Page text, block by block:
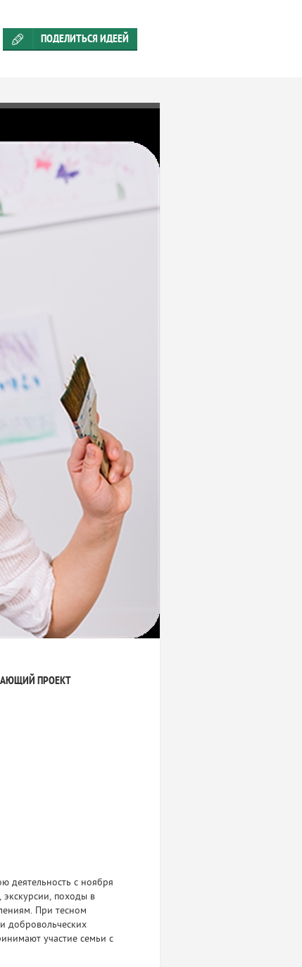
ПОДЕЛИТЬСЯ ИДЕЕЙ
ПРОЕКТ
деятельность с ноября
походы в
При тесном
добровольческих
участие семьи с